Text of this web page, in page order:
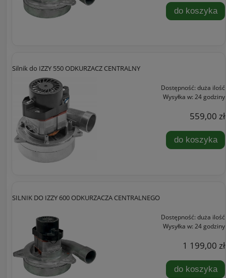
do koszyka
Silnik do IZZY 550 ODKURZACZ CENTRALNY
Dostępność: duża ilość
Wysyłka w: 24 godziny
559,00 zł
do koszyka
SILNIK DO IZZY 600 ODKURZACZA CENTRALNEGO
Dostępność: duża ilość
Wysyłka w: 24 godziny
1 199,00 zł
do koszyka